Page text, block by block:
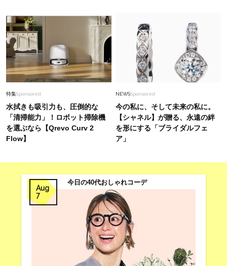
特集Sponsored
水拭きも吸引力も、圧倒的な
「清掃能力」！ロボット掃除機
を選ぶなら【Qrevo Curv 2
Flow】
NEWSSponsored
今の私に、そして未来の私に。
【シャネル】が贈る、永遠の絆
を形にする「ブライダルフェ
ア」
Aug
7
今日の40代おしゃれコーデ